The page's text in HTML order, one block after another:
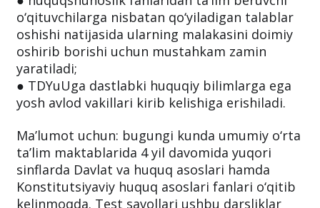
o‘qituvchilarga nisbatan qo‘yiladigan talablar
oshishi natijasida ularning malakasini doimiy
oshirib borishi uchun mustahkam zamin
yaratiladi;
● TDYuUga dastlabki huquqiy bilimlarga ega
yosh avlod vakillari kirib kelishiga erishiladi.
Ma’lumot uchun: bugungi kunda umumiy o‘rta
ta’lim maktablarida 4 yil davomida yuqori
sinflarda Davlat va huquq asoslari hamda
Konstitutsiyaviy huquq asoslari fanlari o‘qitib
kelinmoqda. Test savollari ushbu darsliklar